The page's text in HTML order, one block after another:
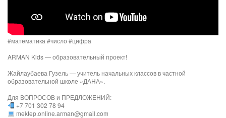
#математика #число #цифра
ARMAN Kids — образовательный проект!
Жайлаубаева Гузель — учитель начальных классов в частной
образовательной школе «ДАНА».
Для ВОПРОСОВ и ПРЕДЛОЖЕНИЙ:
+7 701 302 78 94
mektep.online.arman@gmail.com